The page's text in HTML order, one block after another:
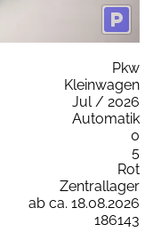
Pkw
Kleinwagen
Jul / 2026
Automatik
0
5
Rot
Zentrallager
ab ca. 18.08.2026
186143